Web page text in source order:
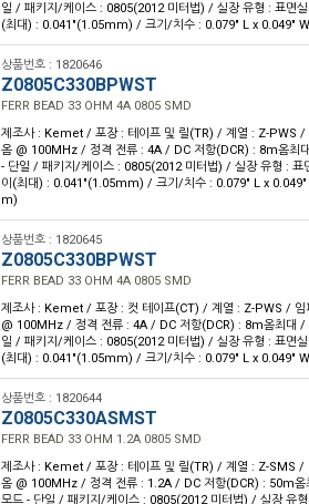
일 / 패키지/케이스 : 0805(2012 미터법) / 실장 유형 : 표면
(최대) : 0.041"(1.05mm) / 크기/치수 : 0.079" L x 0.049"
상품번호 : 1820646
Z0805C330BPWST
FERR BEAD 33 OHM 4A 0805 SMD
제조사 : Kemet / 포장 : 테이프 및 릴(TR) / 계열 : Z-PWS /
옴 @ 100MHz / 정격 전류 : 4A / DC 저항(DCR) : 8m옴최
- 단일 / 패키지/케이스 : 0805(2012 미터법) / 실장 유형 :
이(최대) : 0.041"(1.05mm) / 크기/치수 : 0.079" L x
m)
상품번호 : 1820645
Z0805C330BPWST
FERR BEAD 33 OHM 4A 0805 SMD
제조사 : Kemet / 포장 : 컷 테이프(CT) / 계열 : Z-PWS / 임
@ 100MHz / 정격 전류 : 4A / DC 저항(DCR) : 8m옴최대 /
일 / 패키지/케이스 : 0805(2012 미터법) / 실장 유형 : 표면
(최대) : 0.041"(1.05mm) / 크기/치수 : 0.079" L x 0.049"
상품번호 : 1820644
Z0805C330ASMST
FERR BEAD 33 OHM 1.2A 0805 SMD
제조사 : Kemet / 포장 : 테이프 및 릴(TR) / 계열 : Z-SMS /
옴 @ 100MHz / 정격 전류 : 1.2A / DC 저항(DCR) : 50m옴
모드 - 단일 / 패키지/케이스 : 0805(2012 미터법) / 실장 유